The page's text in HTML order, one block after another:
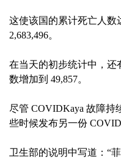
这使该国的累计死亡人数
2,683,496。
在当天的初步统计中，还
数增加到 49,857。
尽管 COVIDKaya 故障持
些时候发布另一份
卫生部的说明中写道：“